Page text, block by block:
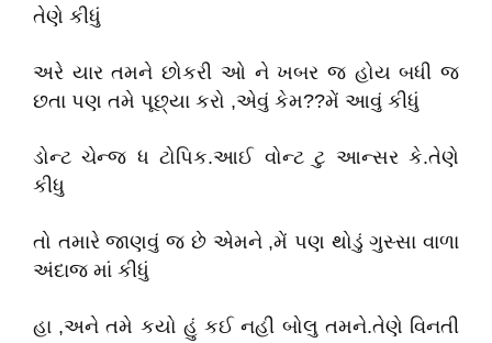
તેણે કીધું
અરે યાર તમને છોકરી ઓ ને ખબર જ હોય બધી જ
છતા પણ તમે પૂછ્યા કરો ,એવું કેમ??મેં આવું કીધું
ડોન્ટ ચેન્જ ધ ટોપિક.આઈ વોન્ટ ટુ આન્સર કે.તેણે
કીધુ
તો તમારે જાણવું જ છે એમને ,મેં પણ થોડું ગુસ્સા વાળા
અંદાજ માં કીધું
હા ,અને તમે કયો હું કઈ નહી બોલુ તમને.તેણે વિનતી